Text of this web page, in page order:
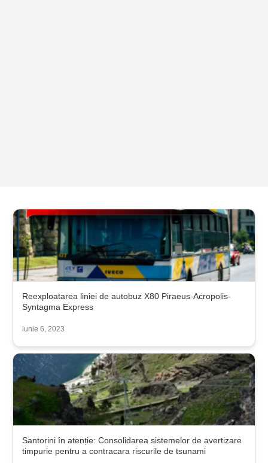
Reexploatarea liniei de autobuz X80 Piraeus-Acropolis-
Syntagma Express
iunie 6, 2023
Santorini în atenție: Consolidarea sistemelor de avertizare
timpurie pentru a contracara riscurile de tsunami